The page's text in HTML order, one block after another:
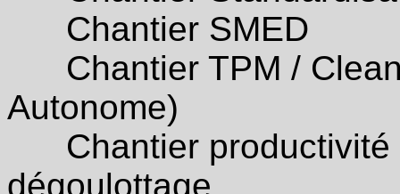
Chantier SMED
Chantier TPM / Clean
Autonome)
Chantier productivité
dégoulottage